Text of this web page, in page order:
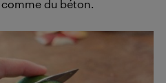
comme du béton.